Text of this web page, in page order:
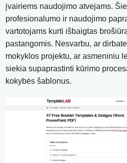
įvairiems naudojimo atvejams.
profesionalumo ir naudojimo
vartotojams kurti išbaigtas
pastangomis. Nesvarbu, ar
mokyklos projektu, ar asmeniniu
siekia supaprastinti kūrimo
kokybės šablonus.